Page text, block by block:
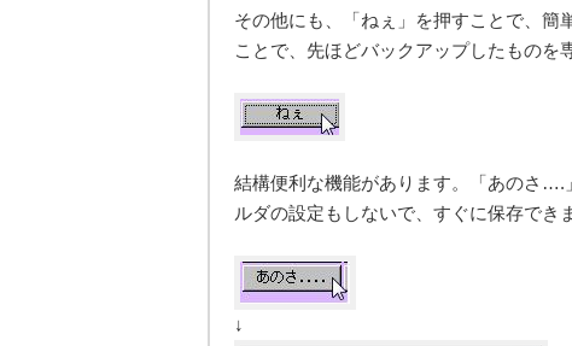
その他にも、「ねぇ」を押すことで、簡
ことで、先ほどバックアップしたものを
結構便利な機能があります。「あのさ….
ルダの設定もしないで、すぐに保存でき
↓